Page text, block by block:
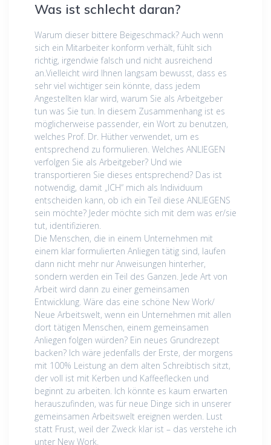
Was ist schlecht daran?
Warum dieser bittere Beigeschmack? Auch wenn
sich ein Mitarbeiter konform verhält, fühlt sich
richtig, irgendwie falsch und nicht ausreichend
an.Vielleicht wird Ihnen langsam bewusst, dass es
sehr viel wichtiger sein könnte, dass jedem
Angestellten klar wird, warum Sie als Arbeitgeber
tun was Sie tun. In diesem Zusammenhang ist es
möglicherweise passender, ein Wort zu benutzen,
welches Prof. Dr. Hüther verwendet, um es
entsprechend zu formulieren. Welches ANLIEGEN
verfolgen Sie als Arbeitgeber? Und wie
transportieren Sie dieses entsprechend? Das ist
notwendig, damit „ICH“ mich als Individuum
entscheiden kann, ob ich ein Teil diese ANLIEGENS
sein möchte? Jeder möchte sich mit dem was er/sie
tut, identifizieren.
Die Menschen, die in einem Unternehmen mit
einem klar formulierten Anliegen tätig sind, laufen
dann nicht mehr nur Anweisungen hinterher,
sondern werden ein Teil des Ganzen. Jede Art von
Arbeit wird dann zu einer gemeinsamen
Entwicklung. Wäre das eine schöne New Work/
Neue Arbeitswelt, wenn ein Unternehmen mit allen
dort tätigen Menschen, einem gemeinsamen
Anliegen folgen würden? Ein neues Grundrezept
backen? Ich wäre jedenfalls der Erste, der morgens
mit 100% Leistung an dem alten Schreibtisch sitzt,
der voll ist mit Kerben und Kaffeeflecken und
beginnt zu arbeiten. Ich könnte es kaum erwarten
herauszufinden, was für neue Dinge sich in unserer
gemeinsamen Arbeitswelt ereignen werden. Lust
statt Frust, weil der Zweck klar ist – das verstehe ich
unter New Work.